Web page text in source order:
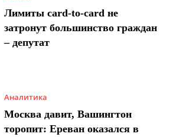
Лимиты card-to-card не
затронут большинство граждан
– депутат
Аналитика
Москва давит, Вашингтон
торопит: Ереван оказался в